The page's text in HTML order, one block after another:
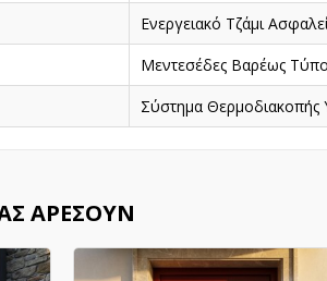
Ενεργειακό Τζάμι
Μεντεσέδες Βαρέως
Σύστημα
ΑΡΈΣΟΥΝ